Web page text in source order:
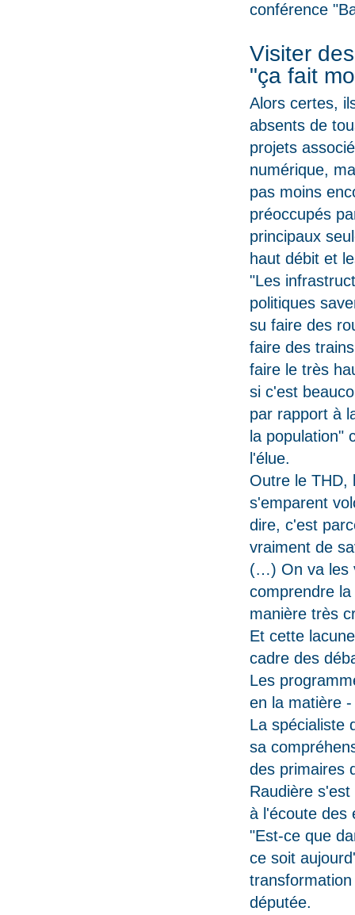
conférence "
Visiter
"ça fait
Alors certes,
absents de
projets
numérique,
pas moins
préoccupés
principaux
haut débit et
"Les
politiques
su faire des
faire des
faire le très
si c'est
par rapport à
la population"
l'élue.
Outre le THD,
s'emparent
dire, c'est
vraiment de
(…) On va les
comprendre
manière très
Et cette
cadre des
Les
en la matière
La spécialiste
sa
des primaires
Raudière
à l'écoute des
"Est-ce que
ce soit
députée.